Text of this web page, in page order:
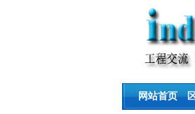
网站首页